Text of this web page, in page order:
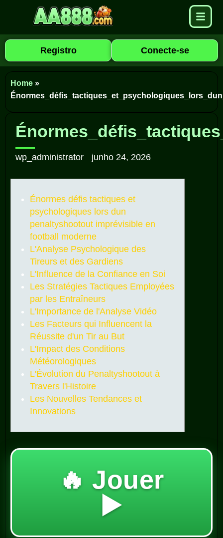
Registro Conecte-se
Home »
wp_administrator junho 24, 2026
Énormes défis tactiques et
psychologiques lors dun
penaltyshootout imprévisible en
football moderne
L'Analyse Psychologique des
Tireurs et des Gardiens
L'Influence de la Confiance en Soi
Les Stratégies Tactiques Employées
par les Entraîneurs
L'Importance de l'Analyse Vidéo
Les Facteurs qui Influencent la
Réussite d'un Tir au But
L'Impact des Conditions
Météorologiques
L'Évolution du Penaltyshootout à
Travers l'Histoire
Les Nouvelles Tendances et
Innovations
🔥 Jouer
▶️